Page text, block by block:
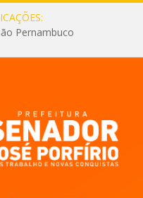
Pernambuco